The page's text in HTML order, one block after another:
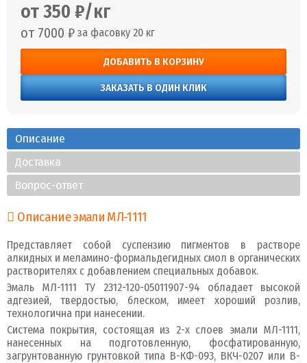
от 350 ₽/кг
от 7000 ₽ за фасовку 20 кг
ДОБАВИТЬ В КОРЗИНУ
ЗАКАЗАТЬ В ОДИН КЛИК
Описание
Доставка
Вопрос-ответ
Описание эмали МЛ-1111
Представляет собой суспензию пигментов в растворе
алкидных и меламино-формальдегидных смол в органических
растворителях с добавлением специальных добавок.
Эмаль МЛ-1111 ТУ 2312-120-05011907-94 обладает высокой
адгезией, твердостью, блеском, имеет хороший розлив,
технологична при нанесении.
Система покрытия, состоящая из 2-х слоев эмали МЛ-1111,
нанесенных на подготовленную, фосфатированную,
загрунтованную грунтовкой типа В-КФ-093, ВКЧ-0207 или В-